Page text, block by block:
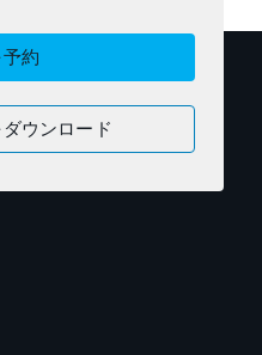
約
ウンロード